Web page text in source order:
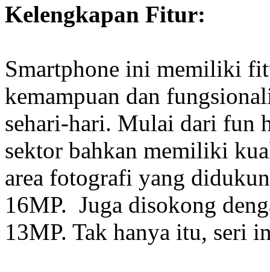
Kelengkapan Fitur:
Smartphone ini memiliki
kemampuan dan
sehari-hari. Mulai dari fun
sektor bahkan memiliki
area fotografi yang
16MP. Juga disokong
13MP. Tak hanya itu, seri